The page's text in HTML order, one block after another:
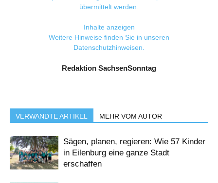
übermittelt werden.
Inhalte anzeigen
Weitere Hinweise finden Sie in unseren
Datenschutzhinweisen.
Redaktion SachsenSonntag
VERWANDTE ARTIKEL MEHR VOM AUTOR
Sägen, planen, regieren: Wie 57 Kinder
in Eilenburg eine ganze Stadt
erschaffen